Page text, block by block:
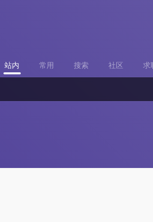
站内 常用 搜索 社区 求